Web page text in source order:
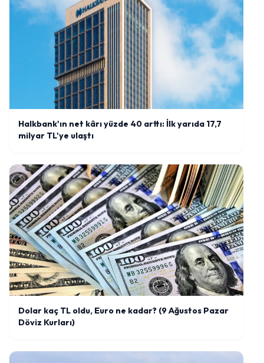
Halkbank'ın net kârı yüzde 40 arttı: İlk yarıda 17,7
milyar TL'ye ulaştı
Dolar kaç TL oldu, Euro ne kadar? (9 Ağustos Pazar
Döviz Kurları)